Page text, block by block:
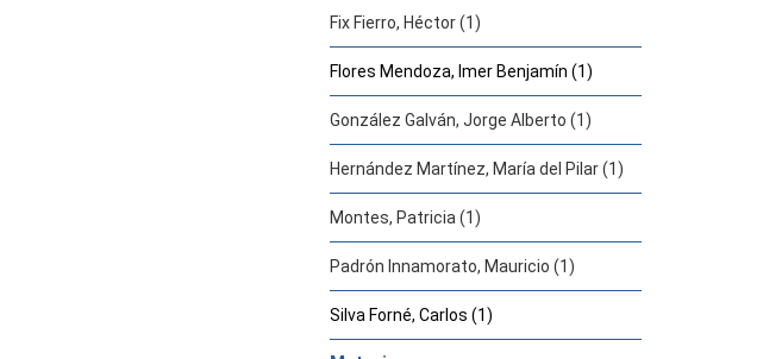
Fix Fierro, Héctor (1)
Flores Mendoza, Imer Benjamín (1)
González Galván, Jorge Alberto (1)
Hernández Martínez, María del Pilar (1)
Montes, Patricia (1)
Padrón Innamorato, Mauricio (1)
Silva Forné, Carlos (1)